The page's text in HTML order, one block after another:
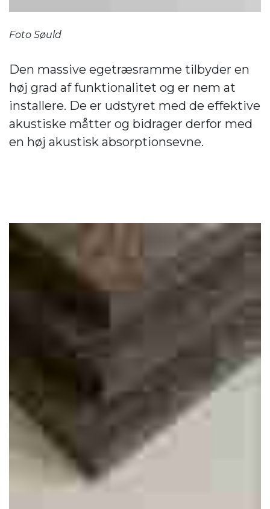
Foto Søuld
Den massive egetræsramme tilbyder en
høj grad af funktionalitet og er nem at
installere. De er udstyret med de effektive
akustiske måtter og bidrager derfor med
en høj akustisk absorptionsevne.